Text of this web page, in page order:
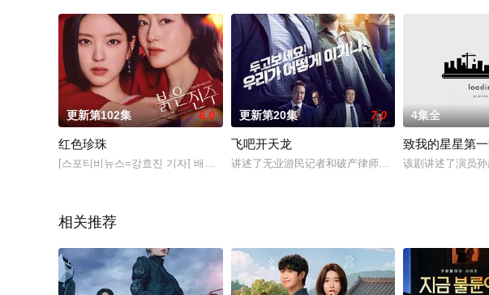
更新第102集 6.0
红色珍珠
[스포티비뉴스=강효진 기자] 배우 박진희가 본격 컴백 활동에 나선다. 7일 스포티비뉴스 취
更新第20集 7.0
飞吧开天龙
讲述了无业游民记者和破产律师，为蒙受冤屈的人们向
4集全
致我的星星第
该剧讲述了演员
相关推荐